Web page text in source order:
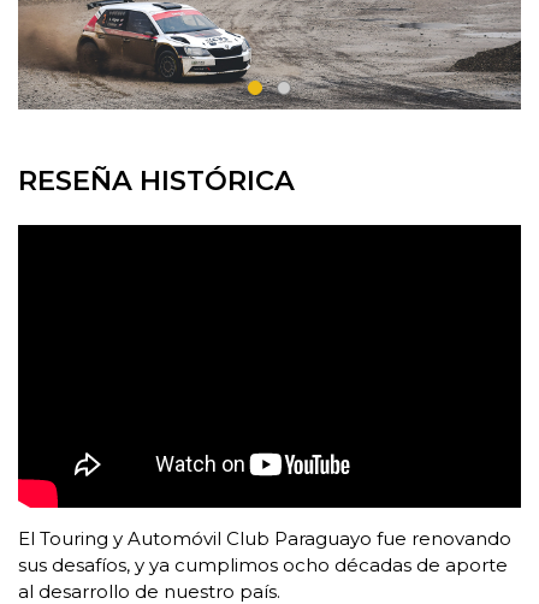
RESEÑA HISTÓRICA
El Touring y Automóvil Club Paraguayo fue renovando
sus desafíos, y ya cumplimos ocho décadas de aporte
al desarrollo de nuestro país.